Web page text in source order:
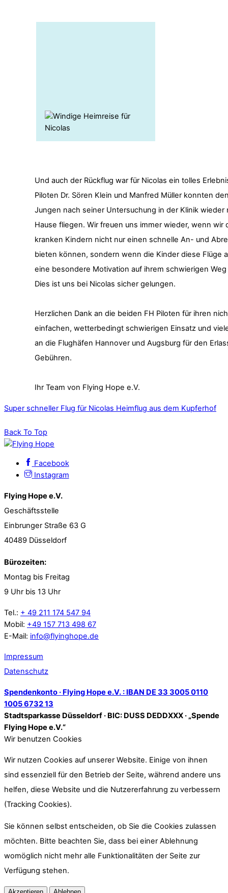
Und auch der Rückflug war für Nicolas ein tolles
Piloten Dr. Sören Klein und Manfred Müller konnten
Jungen nach seiner Untersuchung in der Klinik wieder
Hause fliegen. Wir freuen uns immer wieder, wenn wir
kranken Kindern nicht nur einen schnelle An- und
bieten können, sondern wenn die Kinder diese Flüge
eine besondere Motivation auf ihrem schwierigen
Dies ist uns bei Nicolas sicher gelungen.
Herzlichen Dank an die beiden FH Piloten für ihren
einfachen, wetterbedingt schwierigen Einsatz und
an die Flughäfen Hannover und Augsburg für den
Gebühren.
Ihr Team von Flying Hope e.V.
Super schneller Flug für Nicolas Heimflug aus dem Kupferhof
Back To Top
Facebook
Instagram
Flying Hope e.V.
Geschäftsstelle
Einbrunger Straße 63 G
40489 Düsseldorf
Bürozeiten:
Montag bis Freitag
9 Uhr bis 13 Uhr
Tel.: + 49 211 174 547 94
Mobil: +49 157 713 498 67
E-Mail: info@flyinghope.de
Impressum
Datenschutz
Spendenkonto · Flying Hope e.V. : IBAN DE 33 3005 0110
1005 6732 13
Stadtsparkasse Düsseldorf · BIC: DUSS DEDDXXX · „Spende
Flying Hope e.V.“
Wir benutzen Cookies
Wir nutzen Cookies auf unserer Website. Einige von ihnen
sind essenziell für den Betrieb der Seite, während andere uns
helfen, diese Website und die Nutzererfahrung zu verbessern
(Tracking Cookies).
Sie können selbst entscheiden, ob Sie die Cookies zulassen
möchten. Bitte beachten Sie, dass bei einer Ablehnung
womöglich nicht mehr alle Funktionalitäten der Seite zur
Verfügung stehen.